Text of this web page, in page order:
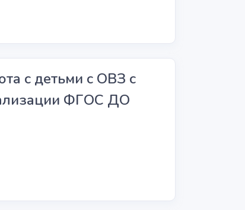
с детьми с ОВЗ с
ФГОС ДО